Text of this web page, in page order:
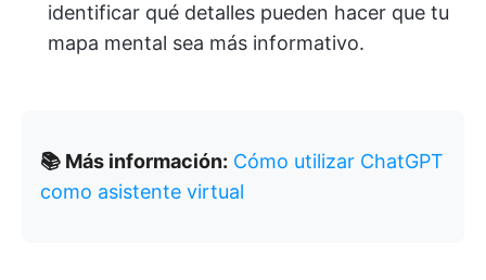
identificar qué detalles pueden hacer que tu
mapa mental sea más informativo.
📚 Más información: Cómo utilizar ChatGPT
como asistente virtual